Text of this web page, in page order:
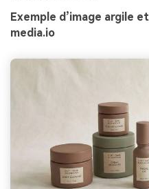
Exemple d’image argile
media.io